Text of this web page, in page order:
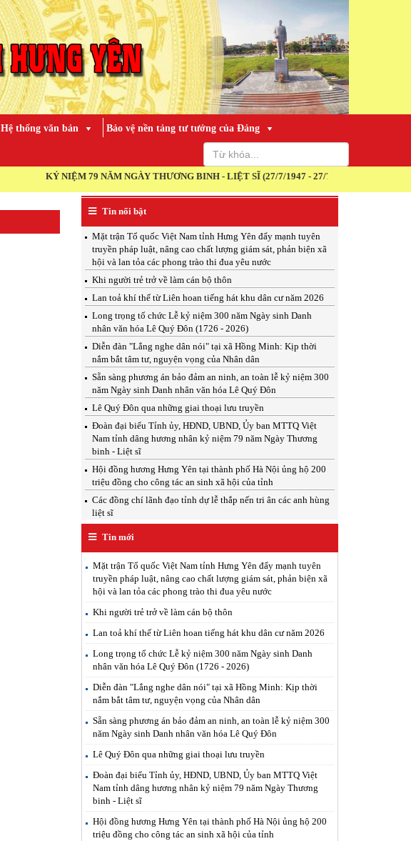
Hệ thống văn bản Bảo vệ nền tảng tư tưởng của Đảng
KỶ NIỆM 79 NĂM NGÀY THƯƠNG BINH - LIỆT SĨ (27/7/1947 - 27/7/2026)
Tin nổi bật
Mặt trận Tổ quốc Việt Nam tỉnh Hưng Yên đẩy mạnh tuyên
truyền pháp luật, nâng cao chất lượng giám sát, phản biện xã
hội và lan tỏa các phong trào thi đua yêu nước
Khi người trẻ trở về làm cán bộ thôn
Lan toả khí thế từ Liên hoan tiếng hát khu dân cư năm 2026
Long trọng tổ chức Lễ kỷ niệm 300 năm Ngày sinh Danh
nhân văn hóa Lê Quý Đôn (1726 - 2026)
Diễn đàn "Lắng nghe dân nói" tại xã Hồng Minh: Kịp thời
nắm bắt tâm tư, nguyện vọng của Nhân dân
Sẵn sàng phương án bảo đảm an ninh, an toàn lễ kỷ niệm 300
năm Ngày sinh Danh nhân văn hóa Lê Quý Đôn
Lê Quý Đôn qua những giai thoại lưu truyền
Đoàn đại biểu Tỉnh ủy, HĐND, UBND, Ủy ban MTTQ Việt
Nam tỉnh dâng hương nhân kỷ niệm 79 năm Ngày Thương
binh - Liệt sĩ
Hội đồng hương Hưng Yên tại thành phố Hà Nội ủng hộ 200
triệu đồng cho công tác an sinh xã hội của tỉnh
Các đồng chí lãnh đạo tỉnh dự lễ thắp nến tri ân các anh hùng
liệt sĩ
Tin mới
Mặt trận Tổ quốc Việt Nam tỉnh Hưng Yên đẩy mạnh tuyên
truyền pháp luật, nâng cao chất lượng giám sát, phản biện xã
hội và lan tỏa các phong trào thi đua yêu nước
Khi người trẻ trở về làm cán bộ thôn
Lan toả khí thế từ Liên hoan tiếng hát khu dân cư năm 2026
Long trọng tổ chức Lễ kỷ niệm 300 năm Ngày sinh Danh
nhân văn hóa Lê Quý Đôn (1726 - 2026)
Diễn đàn "Lắng nghe dân nói" tại xã Hồng Minh: Kịp thời
nắm bắt tâm tư, nguyện vọng của Nhân dân
Sẵn sàng phương án bảo đảm an ninh, an toàn lễ kỷ niệm 300
năm Ngày sinh Danh nhân văn hóa Lê Quý Đôn
Lê Quý Đôn qua những giai thoại lưu truyền
Đoàn đại biểu Tỉnh ủy, HĐND, UBND, Ủy ban MTTQ Việt
Nam tỉnh dâng hương nhân kỷ niệm 79 năm Ngày Thương
binh - Liệt sĩ
Hội đồng hương Hưng Yên tại thành phố Hà Nội ủng hộ 200
triệu đồng cho công tác an sinh xã hội của tỉnh